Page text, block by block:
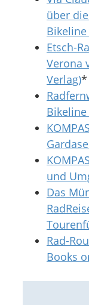
über
Bikeline
Etsch-
Verona
Verlag)*
Bikeline
und
Das
Rad-
Books